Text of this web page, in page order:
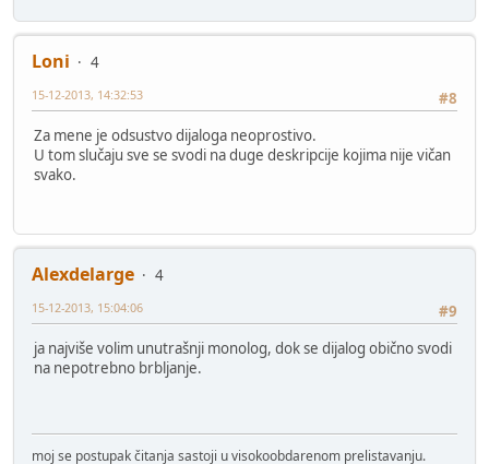
Loni
4
#8
15-12-2013, 14:32:53
Za mene je odsustvo dijaloga neoprostivo.
U tom slučaju sve se svodi na duge deskripcije kojima nije vičan
svako.
Alexdelarge
4
#9
15-12-2013, 15:04:06
ja najviše volim unutrašnji monolog, dok se dijalog obično svodi
na nepotrebno brbljanje.
moj se postupak čitanja sastoji u visokoobdarenom prelistavanju.